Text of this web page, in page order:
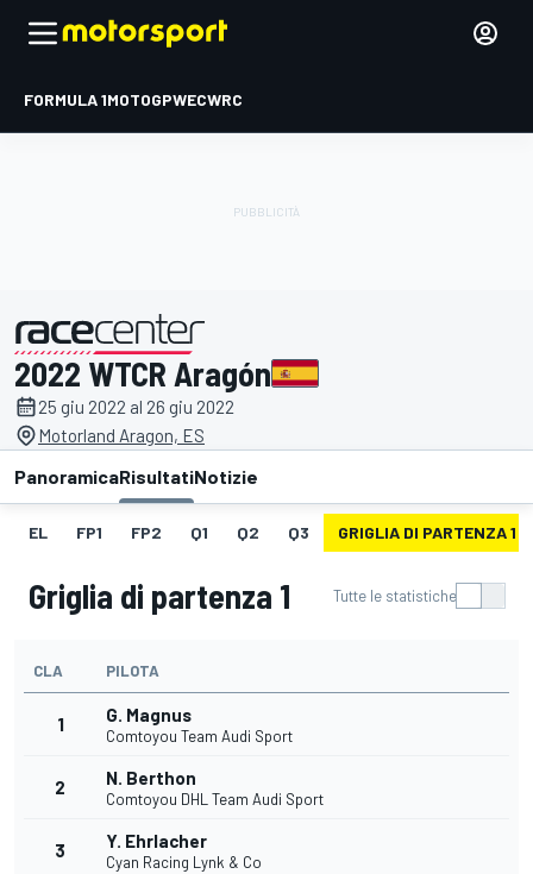
FORMULA 1MOTOGPWECWRC
presentato da
2022 WTCR Aragón
25 giu 2022 al 26 giu 2022
Motorland Aragon, ES
PanoramicaRisultatiNotizie
EL FP1 FP2 Q1 Q2 Q3 GRIGLIA DI PARTENZA 1
Griglia di partenza 1 Tutte le statistiche
CLA PILOTA
1 G. Magnus
Comtoyou Team Audi Sport
2 N. Berthon
Comtoyou DHL Team Audi Sport
3 Y. Ehrlacher
Cyan Racing Lynk & Co